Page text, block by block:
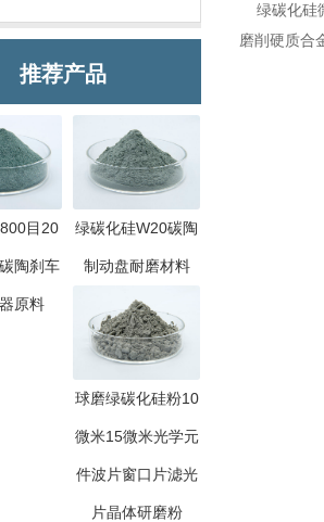
推荐产品
目20
陶刹车
原料
绿碳化硅W20碳陶
制动盘耐磨材料
球磨绿碳化硅粉10
微米15微米光学元
件波片窗口片滤光
片晶体研磨粉
绿碳化硅
磨削硬质合